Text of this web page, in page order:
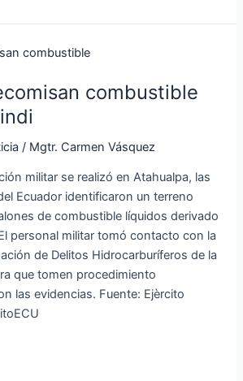
combustible
/ Mgtr. Carmen Vásquez
militar se realizó en Atahualpa, las
Ecuador identificaron un terreno
de combustible líquidos derivado
personal militar tomó contacto con la
de Delitos Hidrocarburíferos de la
que tomen procedimiento
las evidencias. Fuente: Ejèrcito